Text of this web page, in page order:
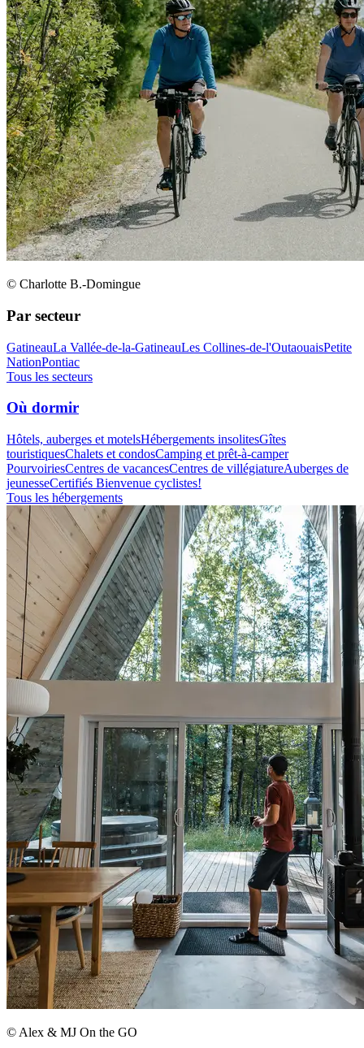
© Charlotte B.-Domingue
Par secteur
GatineauLa Vallée-de-la-GatineauLes Collines-de-l'OutaouaisPetite
NationPontiac
Tous les secteurs
Où dormir
Hôtels, auberges et motelsHébergements insolitesGîtes
touristiquesChalets et condosCamping et prêt-à-camper
PourvoiriesCentres de vacancesCentres de villégiatureAuberges de
jeunesseCertifiés Bienvenue cyclistes!
Tous les hébergements
© Alex & MJ On the GO